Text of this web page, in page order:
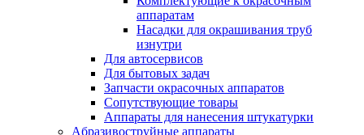
аппаратам
Насадки для окрашивания труб
изнутри
Для автосервисов
Для бытовых задач
Запчасти окрасочных аппаратов
Сопутствующие товары
Аппараты для нанесения штукатурки
Aбразивоструйные аппараты